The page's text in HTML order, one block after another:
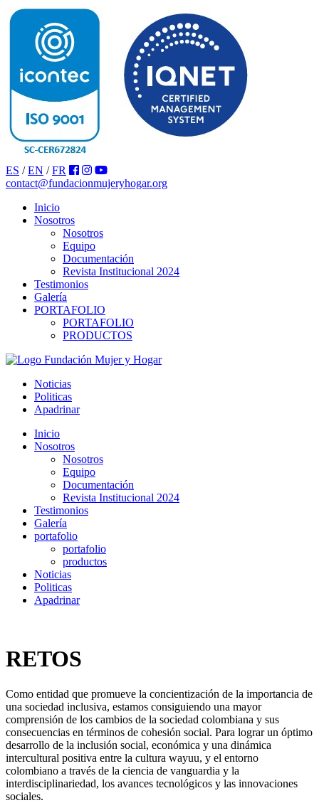
ES / EN / FR
contact@fundacionmujeryhogar.org
Inicio
Nosotros
Nosotros
Equipo
Documentación
Revista Institucional 2024
Testimonios
Galería
PORTAFOLIO
PORTAFOLIO
PRODUCTOS
Noticias
Politicas
Apadrinar
Inicio
Nosotros
Nosotros
Equipo
Documentación
Revista Institucional 2024
Testimonios
Galería
portafolio
portafolio
productos
Noticias
Politicas
Apadrinar
RETOS
Como entidad que promueve la concientización de la importancia de
una sociedad inclusiva, estamos consiguiendo una mayor
comprensión de los cambios de la sociedad colombiana y sus
consecuencias en términos de cohesión social. Para lograr un óptimo
desarrollo de la inclusión social, económica y una dinámica
intercultural positiva entre la cultura wayuu, y el entorno
colombiano a través de la ciencia de vanguardia y la
interdisciplinariedad, los avances tecnológicos y las innovaciones
sociales.